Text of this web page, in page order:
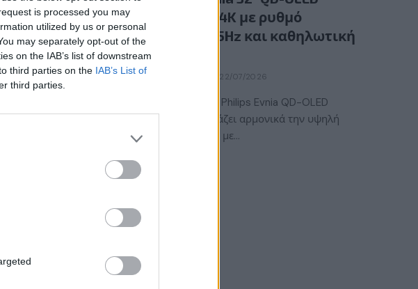
is processed you may
utilized by us or personal
may separately opt-out of the
on the IAB’s list of downstream
third parties on the IAB’s List of
third parties.
Digital
να
gaming οθόνη 4K με ρυθμό
ανανέωσης 165Hz και καθηλωτική
εικόνα
BY ΕΛΈΝΗ ΣΑΡΑΝΤΆΚΗ 22/07/2026
Η νέα gaming οθόνη Philips Evnia QD-OLED
32M2N6901A συνδυάζει αρμονικά την υψηλή
ποιότητα χρωμάτων με…